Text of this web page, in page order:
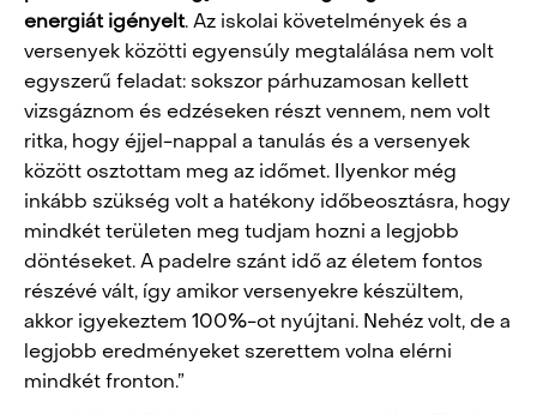
energiát igényelt. Az iskolai követelmények és a
versenyek közötti egyensúly megtalálása nem volt
egyszerű feladat: sokszor párhuzamosan kellett
vizsgáznom és edzéseken részt vennem, nem volt
ritka, hogy éjjel-nappal a tanulás és a versenyek
között osztottam meg az időmet. Ilyenkor még
inkább szükség volt a hatékony időbeosztásra, hogy
mindkét területen meg tudjam hozni a legjobb
döntéseket. A padelre szánt idő az életem fontos
részévé vált, így amikor versenyekre készültem,
akkor igyekeztem 100%-ot nyújtani. Nehéz volt, de a
legjobb eredményeket szerettem volna elérni
mindkét fronton.”